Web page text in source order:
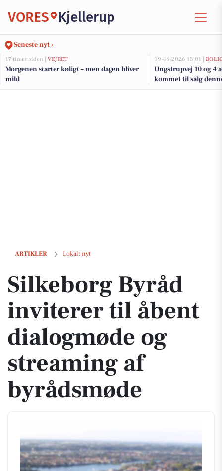
VORES Kjellerup
Seneste nyt ›
17 timer siden | VEJRET
Morgenen starter køligt – men dagen bliver
mild
09-08-2026 13:01 |
Ungstrupvej 10 og 4
kommet til salg
boligerne her.
ARTIKLER Lokalt nyt
Silkeborg Byråd inviterer til åbent dialogmøde og streaming af
Silkeborg Byråd
inviterer til åbent
dialogmøde og
streaming af
byrådsmøde